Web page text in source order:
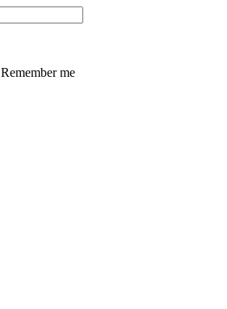
Remember me